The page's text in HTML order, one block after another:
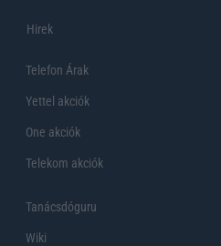
Hirek
Telefon Árak
Yettel akciók
One akciók
Telekom akciók
Tanácsdóguru
Wiki